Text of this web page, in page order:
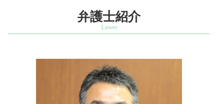
顧問弁護士とは
スタートアップ 弁護士 顧問
スタートアップ 企業支援
遺産分割協議 やり直し
秘密 証書
相続人 遺留分
公正証書遺言 効力
法定相続人 放棄
遺言 遺産分割協議
商標権利取得 相談 弁護士 港区
ベンチャー支援 相談 弁護士 四ッ谷
企業法務 相談 弁護士 麹町
知的財産紛争 相談 弁護士 文京区
発明者 開発者保護 相談 弁護士 市ヶ谷
特許権利取得 相談 弁護士 千代田区
弁護士紹介